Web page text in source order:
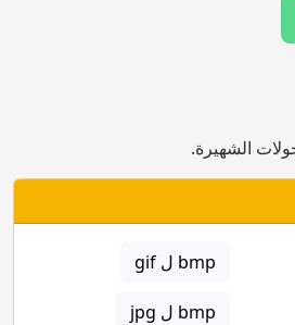
الشهيرة.
bmp ل gif
bmp ل jpg